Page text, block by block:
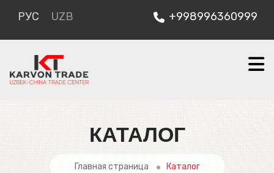
РУС UZB +998996360999
КАТАЛОГ
Главная страница Каталог